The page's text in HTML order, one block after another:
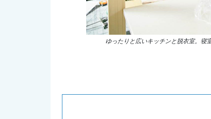
ゆったりと広いキッチンと脱衣室。寝